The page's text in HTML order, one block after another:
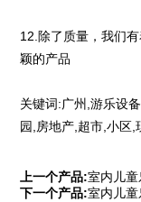
12.除了质量，我们
颖的产品
关键词:广州,游乐设
园,房地产,超市,小区,
上一个产品:室内儿
下一个产品:室内儿